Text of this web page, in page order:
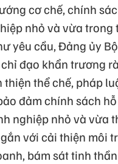
cơ chế, chính
nhỏ và vừa trong
yêu cầu, Đảng ủy
đạo khẩn trương
thiện thể chế, pháp
đảm chính sách
nghiệp nhỏ và vừa
với cải thiện môi
bám sát tinh